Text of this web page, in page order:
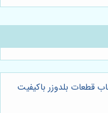
قطعات بلدوزر باکیفیت